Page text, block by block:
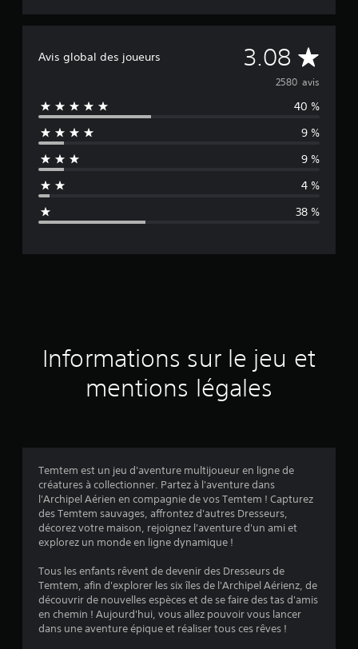
Avis global des joueurs 3.08 M
o
y
e
n
d
a
:
3
0
8
2580 avis
40 %
9 %
9 %
4 %
38 %
Informations sur le jeu et
mentions légales
Temtem est un jeu d'aventure multijoueur en ligne de
créatures à collectionner. Partez à l'aventure dans
l'Archipel Aérien en compagnie de vos Temtem ! Capturez
des Temtem sauvages, affrontez d'autres Dresseurs,
décorez votre maison, rejoignez l'aventure d'un ami et
explorez un monde en ligne dynamique !
Tous les enfants rêvent de devenir des Dresseurs de
Temtem, afin d'explorer les six îles de l'Archipel Aérienz, de
découvrir de nouvelles espèces et de se faire des tas d'amis
en chemin ! Aujourd'hui, vous allez pouvoir vous lancer
dans une aventure épique et réaliser tous ces rêves !